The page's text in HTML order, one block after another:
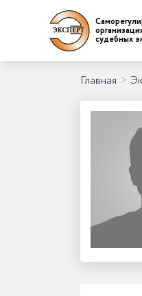
судебных
Главная >